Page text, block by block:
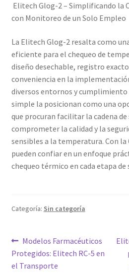
Elitech Glog-2 – Simplificando la
con Monitoreo de un Solo Empleo
La Elitech Glog-2 resalta como
eficiente para el chequeo de
diseño desechable, registro
conveniencia en la
diversos entornos y
simple la posicionan como una
que procuran facilitar la cadena
comprometer la calidad y la
sensibles a la temperatura. Con la
pueden confiar en un enfoque
chequeo térmico en cada etapa
Categoría: Sin categoría
Navegación
de
Entrada
anterior:
Modelos Farmacéuticos
Protegidos: Elitech RC-5 en
el Transporte